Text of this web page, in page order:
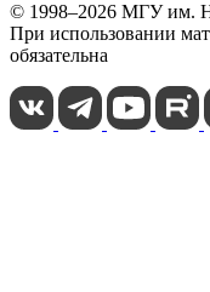
© 1998–2026 МГУ им.
При использовании
обязательна